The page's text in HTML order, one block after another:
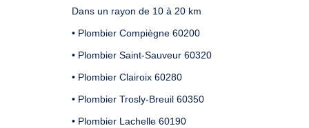
Dans un rayon de 10 à 20 km
• Plombier Compiègne 60200
• Plombier Saint-Sauveur 60320
• Plombier Clairoix 60280
• Plombier Trosly-Breuil 60350
• Plombier Lachelle 60190